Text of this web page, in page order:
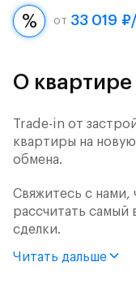
от 33 019
О квартире
Trade-in от
квартиры на
обмена.
Свяжитесь с нами,
рассчитать самый
сделки.
Продается
Читать дальше